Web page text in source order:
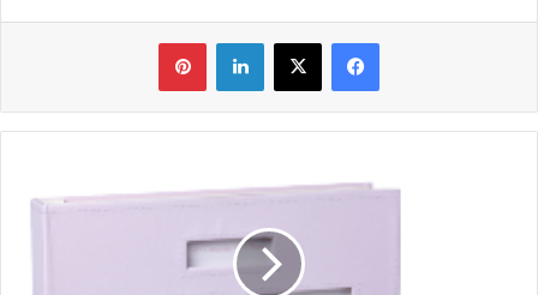
فیس بوک X لینکدین ‫پین‌ترست